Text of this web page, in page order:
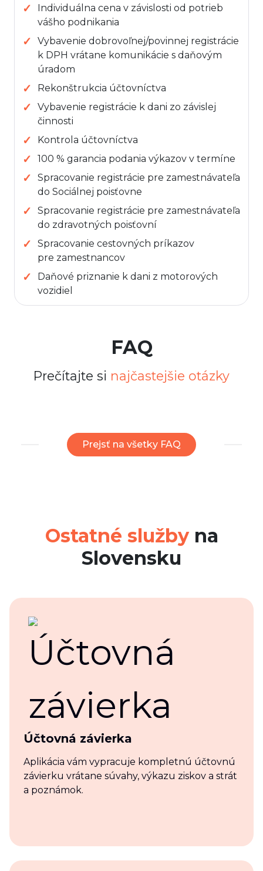
Individuálna cena v závislosti od potrieb
vášho podnikania
Vybavenie dobrovoľnej/povinnej registrácie
k DPH vrátane komunikácie s daňovým
úradom
Rekonštrukcia účtovníctva
Vybavenie registrácie k dani zo závislej
činnosti
Kontrola účtovníctva
100 % garancia podania výkazov v termíne
Spracovanie registrácie pre zamestnávateľa
do Sociálnej poisťovne
Spracovanie registrácie pre zamestnávateľa
do zdravotných poisťovní
Spracovanie cestovných príkazov
pre zamestnancov
Daňové priznanie k dani z motorových
vozidiel
FAQ
Prečítajte si najčastejšie otázky
Prejsť na všetky FAQ
Ostatné službyna
Slovensku
Účtovná závierka
Aplikácia vám vypracuje kompletnú účtovnú
závierku vrátane súvahy, výkazu ziskov a strát
a poznámok.